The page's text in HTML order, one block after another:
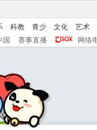
科教 青少 文化
艺术
国 赛事直播 网络